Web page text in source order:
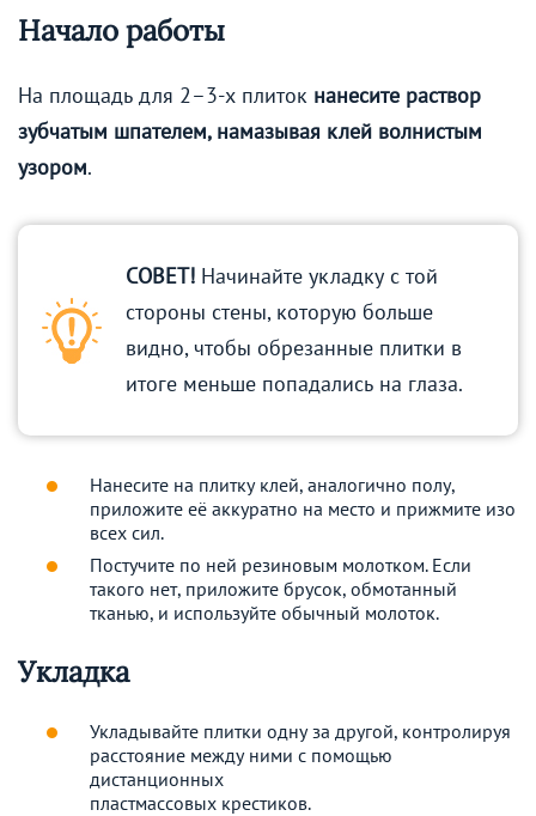
Начало работы
На площадь для 2–3-х плиток нанесите раствор
зубчатым шпателем, намазывая клей волнистым
узором.
СОВЕТ! Начинайте укладку с той
стороны стены, которую больше
видно, чтобы обрезанные плитки в
итоге меньше попадались на глаза.
Нанесите на плитку клей, аналогично полу,
приложите её аккуратно на место и прижмите изо
всех сил.
Постучите по ней резиновым молотком. Если
такого нет, приложите брусок, обмотанный
тканью, и используйте обычный молоток.
Укладка
Укладывайте плитки одну за другой, контролируя
расстояние между ними с помощью
дистанционных
пластмассовых крестиков.